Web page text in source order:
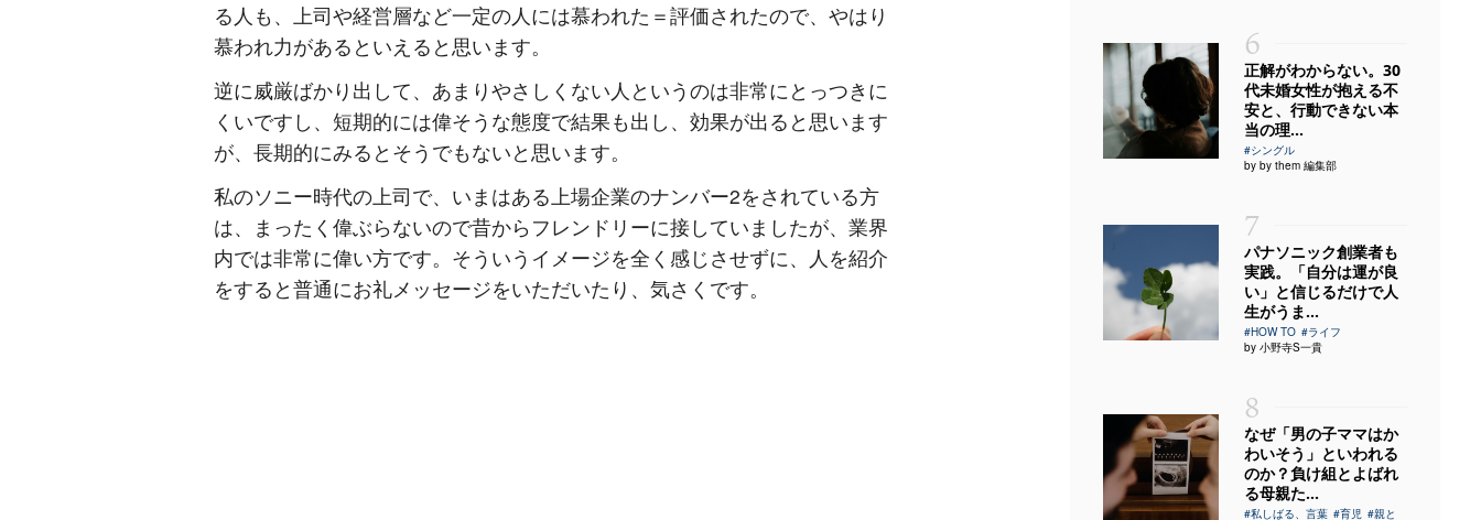
る人も、上司や経営層など一定の人には慕われた＝評価されたので、やはり
慕われ力があるといえると思います。
逆に威厳ばかり出して、あまりやさしくない人というのは非常にとっつきに
くいですし、短期的には偉そうな態度で結果も出し、効果が出ると思います
が、長期的にみるとそうでもないと思います。
私のソニー時代の上司で、いまはある上場企業のナンバー2をされている方
は、まったく偉ぶらないので昔からフレンドリーに接していましたが、業界
内では非常に偉い方です。そういうイメージを全く感じさせずに、人を紹介
をすると普通にお礼メッセージをいただいたり、気さくです。
6
正解がわからない。30
代未婚女性が抱える不
安と、行動できない本
当の理...
#シングル
by by them 編集部
7
パナソニック創業者も
実践。「自分は運が良
い」と信じるだけで人
生がうま...
#HOW TO #ライフ
by 小野寺S一貴
8
なぜ「男の子ママはか
わいそう」といわれる
のか？負け組とよばれ
る母親た...
#私しばる、言葉 #育児 #親と